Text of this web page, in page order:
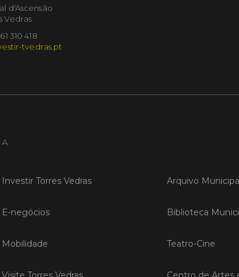
d'Ascensão
Vedras
310 418
tvedras.pt
Investir Torres Vedras
E-negócios
Mobilidade
Arquivo
Biblioteca
Teatro-Cine